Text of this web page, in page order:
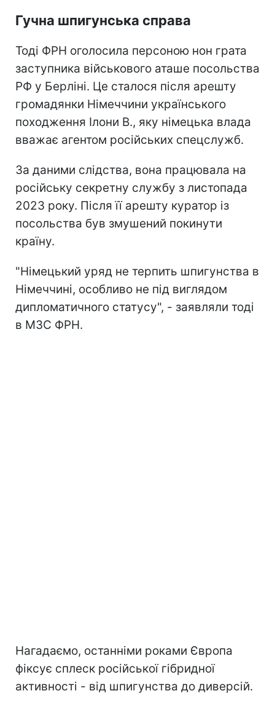
Гучна шпигунська справа
Тоді ФРН оголосила персоною нон грата
заступника військового аташе посольства
РФ у Берліні. Це сталося після арешту
громадянки Німеччини українського
походження Ілони В., яку німецька влада
вважає агентом російських спецслужб.
За даними слідства, вона працювала на
російську секретну службу з листопада
2023 року. Після її арешту куратор із
посольства був змушений покинути
країну.
"Німецький уряд не терпить шпигунства в
Німеччині, особливо не під виглядом
дипломатичного статусу", - заявляли тоді
в МЗС ФРН.
Нагадаємо, останніми роками Європа
фіксує сплеск російської гібридної
активності - від шпигунства до диверсій.